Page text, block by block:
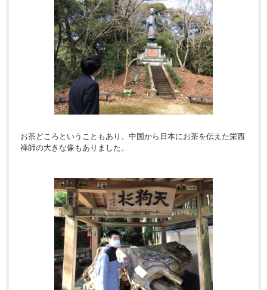
お茶どころということもあり、中国から日本にお茶を伝えた栄西
禅師の大きな像もありました。